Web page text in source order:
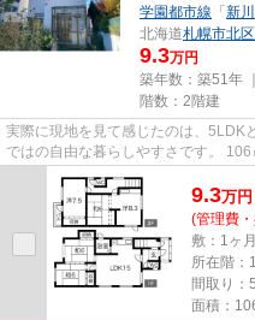
学園都市線 「 新川
北海道札幌市北区
9.3万円
築年数：築51年
階数：2階建
実際に現地を見て感じたのは、5LDK
ではの自由な暮らしやすさです。 106㎡を超える住空間は想像以上に開放感があ
9.3万円
(管理費
敷：1ヶ
所在階：
間取り：
面積：